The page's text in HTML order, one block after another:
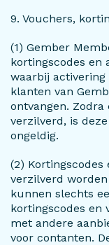
9. Vouchers,
(1) Gember
kortingscodes en
waarbij
klanten van
ontvangen.
verzilverd, is
ongeldig.
(2)
verzilverd
kunnen slechts
kortingscodes en
met andere
voor contanten.